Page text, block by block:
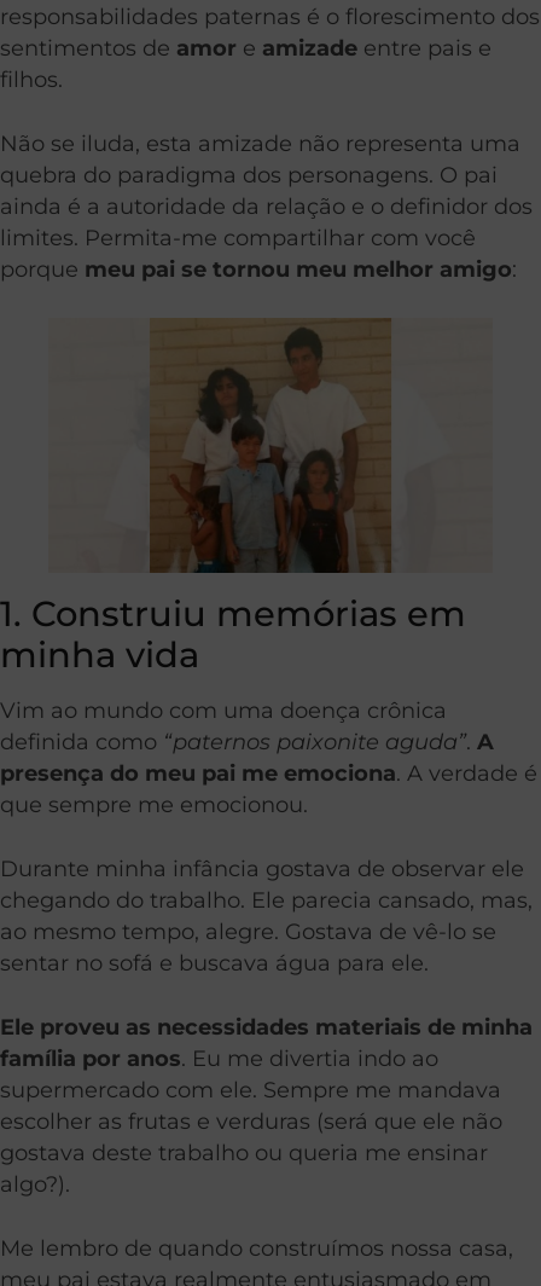
responsabilidades paternas é o florescimento dos
sentimentos de amor e amizade entre pais e
filhos.
Não se iluda, esta amizade não representa uma
quebra do paradigma dos personagens. O pai
ainda é a autoridade da relação e o definidor dos
limites. Permita-me compartilhar com você
porque meu pai se tornou meu melhor amigo:
1. Construiu memórias em
minha vida
Vim ao mundo com uma doença crônica
definida como “paternos paixonite aguda”. A
presença do meu pai me emociona. A verdade é
que sempre me emocionou.
Durante minha infância gostava de observar ele
chegando do trabalho. Ele parecia cansado, mas,
ao mesmo tempo, alegre. Gostava de vê-lo se
sentar no sofá e buscava água para ele.
Ele proveu as necessidades materiais de minha
família por anos. Eu me divertia indo ao
supermercado com ele. Sempre me mandava
escolher as frutas e verduras (será que ele não
gostava deste trabalho ou queria me ensinar
algo?).
Me lembro de quando construímos nossa casa,
meu pai estava realmente entusiasmado em